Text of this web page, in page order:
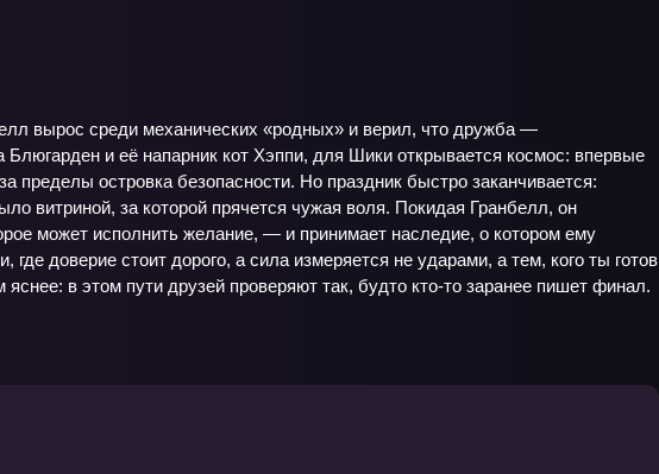
вырос среди механических «родных» и верил, что дружба —
и её напарник кот Хэппи, для Шики открывается космос: впервые
островка безопасности. Но праздник быстро заканчивается:
витриной, за которой прячется чужая воля. Покидая Гранбелл, он
может исполнить желание, — и принимает наследие, о котором ему
доверие стоит дорого, а сила измеряется не ударами, а тем, кого ты готов
в этом пути друзей проверяют так, будто кто-то заранее пишет финал.